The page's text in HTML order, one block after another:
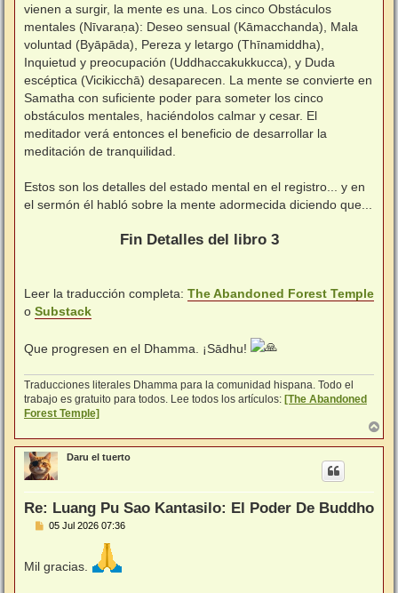
vienen a surgir, la mente es una. Los cinco Obstáculos
mentales (Nīvaraṇa): Deseo sensual (Kāmacchanda), Mala
voluntad (Byāpāda), Pereza y letargo (Thīnamiddha),
Inquietud y preocupación (Uddhaccakukkucca), y Duda
escéptica (Vicikicchā) desaparecen. La mente se convierte en
Samatha con suficiente poder para someter los cinco
obstáculos mentales, haciéndolos calmar y cesar. El
meditador verá entonces el beneficio de desarrollar la
meditación de tranquilidad.
Estos son los detalles del estado mental en el registro... y en
el sermón él habló sobre la mente adormecida diciendo que...
Fin Detalles del libro 3
Leer la traducción completa: The Abandoned Forest Temple
o Substack
Que progresen en el Dhamma. ¡Sādhu!
Traducciones literales Dhamma para la comunidad hispana. Todo el
trabajo es gratuito para todos. Lee todos los artículos: [The Abandoned
Forest Temple]
r
r
Daru el tuerto
Re: Luang Pu Sao Kantasilo: El Poder De Buddho
M
a
05 Jul 2026 07:36
Mil gracias.